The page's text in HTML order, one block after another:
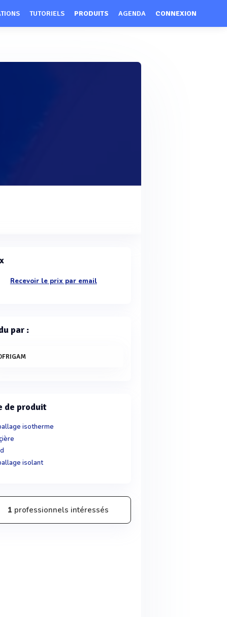
TUTORIELS PRODUITS AGENDA CONNEXION
Recevoir le prix par email
par :
de produit
isotherme
isolant
1 professionnels intéressés